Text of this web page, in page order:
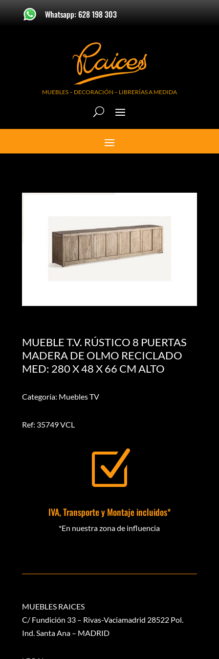
Whatsapp: 628 198 303
MUEBLES – DECORACIÓN – LIBRERÍAS A MEDIDA
MUEBLE T.V. RÚSTICO 8 PUERTAS
MADERA DE OLMO RECICLADO
MED: 280 X 48 X 66 CM ALTO
Categoría: Muebles TV
Ref: 35749 VCL
Z
IVA, Transporte y Montaje incluidos*
*En nuestra zona de influencia
MUEBLES RAICES
C/ Fundición 33 – Rivas-Vaciamadrid 28522 Pol.
Ind. Santa Ana – MADRID